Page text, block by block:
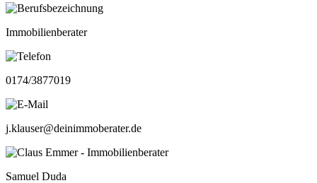
Immobilienberater
0174/3877019
j.klauser@deinimmoberater.de
Samuel Duda